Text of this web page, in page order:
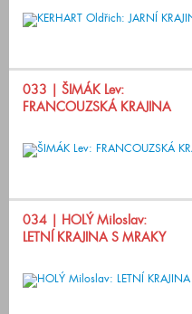
033 | ŠIMÁK Lev:
FRANCOUZSKÁ KRAJINA
034 | HOLÝ Miloslav:
LETNÍ KRAJINA S MRAKY